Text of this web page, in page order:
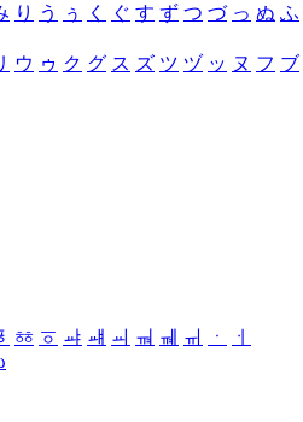
り う ぅ く ぐ す ず つ づ っ ぬ ふ
ウ ゥ ク グ ス ズ ツ ヅ ッ ヌ フ ブ
ㆅ ㆆ ㆇ ㆈ ㆉ ㆊ ㆋ ㆌ ㆍ
ㆎ